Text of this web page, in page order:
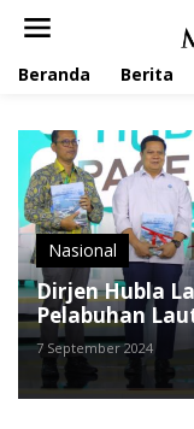
Beranda Berita
Nasional
Dirjen Hubla
Pelabuhan
7 September 2024